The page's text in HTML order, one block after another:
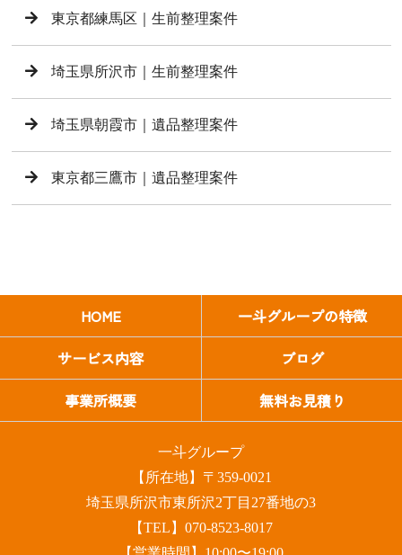
東京都練馬区｜生前整理案件
埼玉県所沢市｜生前整理案件
埼玉県朝霞市｜遺品整理案件
東京都三鷹市｜遺品整理案件
HOME
一斗グループの特徴
サービス内容
ブログ
事業所概要
無料お見積り
一斗グループ
【所在地】〒359-0021
埼玉県所沢市東所沢2丁目27番地の3
【TEL】070-8523-8017